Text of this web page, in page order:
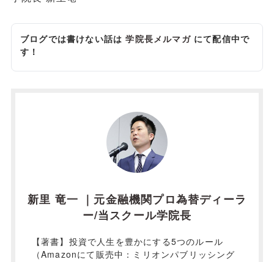
ブログでは書けない話は学院長メルマガにて配信中で
す！
新里 竜一 ｜元金融機関プロ為替ディーラ
ー/当スクール学院長
【著書】投資で人生を豊かにする5つのルール
（Amazonにて販売中：ミリオンパブリッシング